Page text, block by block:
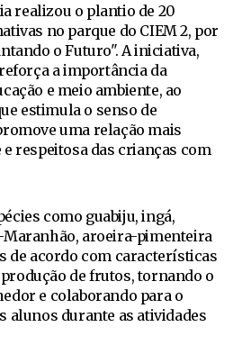
realizou o plantio de 20
no parque do CIEM 2, por
o Futuro". A iniciativa,
a importância da
e meio ambiente, ao
estimula o senso de
uma relação mais
respeitosa das crianças com
como guabiju, ingá,
Maranhão, aroeira-pimenteira
de acordo com características
de frutos, tornando o
e colaborando para o
alunos durante as atividades